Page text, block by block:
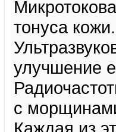
тонуса кожи.
улучшение
с